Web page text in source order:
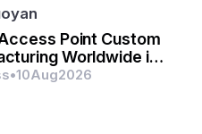
Point Custom
Worldwide in
•10Aug2026